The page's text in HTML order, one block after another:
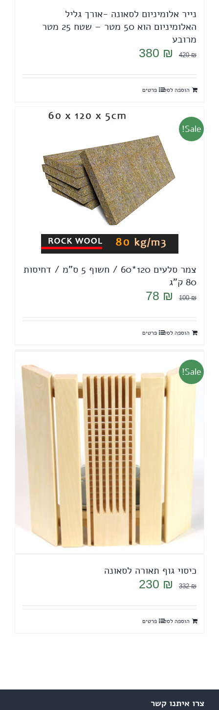
נייר אלומיניום לסאונה -אורך גליל
האלומיניום הוא 50 מטר – שטח 25 מטר
מרובע
420₪
המחיר
היה:
420 ₪.
380 ₪
הוא:
הוספה לסל פרטים
Sale!
צמר סלעים 120*60 / חשוף 5 ס"מ / דחיסות
80 ק"ג
100₪
המחיר
היה:
100 ₪.
78 ₪
הוא:
78 ₪.
הוספה לסל פרטים
Sale!
כיסוי גוף תאורה לסאונה
332₪
המחיר
היה:
332 ₪.
230 ₪
הוא:
הוספה לסל פרטים
צרו איתנו קשר